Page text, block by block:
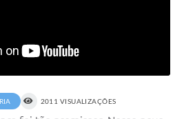
2011 VISUALIZAÇÕES